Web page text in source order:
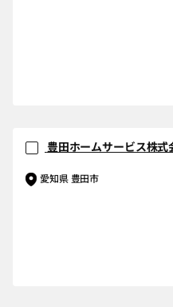
豊田ホームサービス株式
愛知県 豊田市